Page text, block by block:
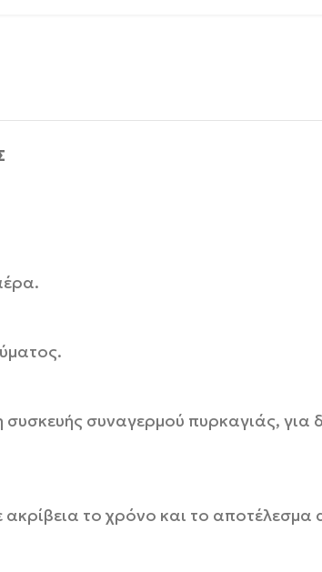
συσκευής συναγερμού πυρκαγιάς, για
το χρόνο και το αποτέλεσμα